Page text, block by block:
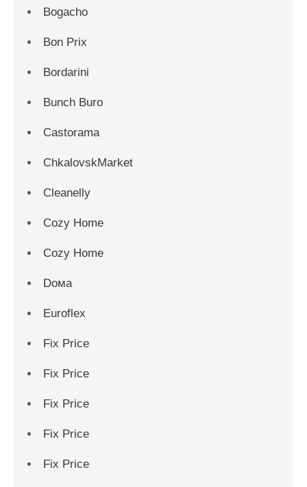
Bogacho
Bon Prix
Bordarini
Bunch Buro
Castorama
ChkalovskMarket
Cleanelly
Cozy Home
Cozy Home
Dома
Euroflex
Fix Price
Fix Price
Fix Price
Fix Price
Fix Price